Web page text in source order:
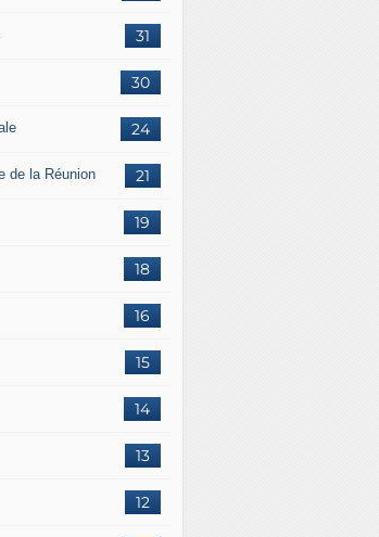
31
30
24
21
de la Réunion
19
18
16
15
14
13
12